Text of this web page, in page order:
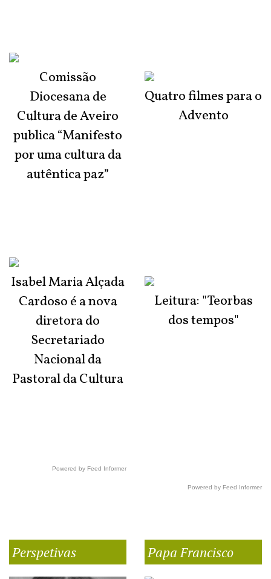
Comissão
Diocesana de
Cultura de Aveiro
publica “Manifesto
por uma cultura da
autêntica paz”
Isabel Maria Alçada
Cardoso é a nova
diretora do
Secretariado
Nacional da
Pastoral da Cultura
Powered by Feed Informer
Quatro filmes para o
Advento
Leitura: "Teorbas
dos tempos"
Powered by Feed Informer
Perspetivas Papa Francisco